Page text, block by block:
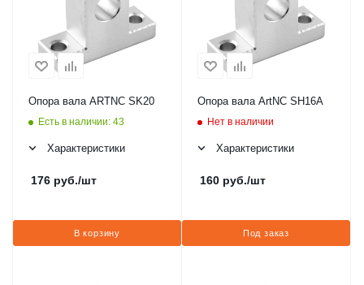
Опора вала ARTNC SK20
Есть в наличии: 43
Характеристики
176 руб./шт
В корзину
Опора вала ArtNC SH16A
Нет в наличии
Характеристики
160 руб./шт
Под заказ